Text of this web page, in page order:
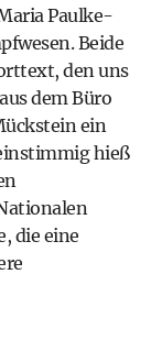
Paulke-
Beide
den uns
dem Büro
ein
hieß
die eine